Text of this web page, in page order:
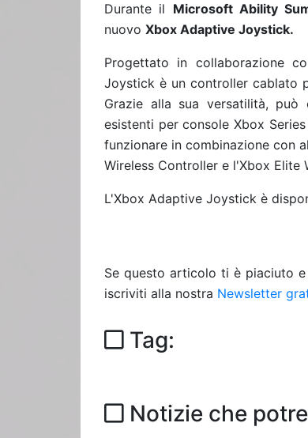
Durante il Microsoft Ability
nuovo Xbox Adaptive Joystick.
Progettato in collaborazione
Joystick è un controller cablato
Grazie alla sua versatilità,
esistenti per console Xbox
funzionare in combinazione con
Wireless Controller e l'Xbox Elite
L'Xbox Adaptive Joystick è
Se questo articolo ti è piaciuto
iscriviti alla nostra Newsletter
Tag:
Notizie che